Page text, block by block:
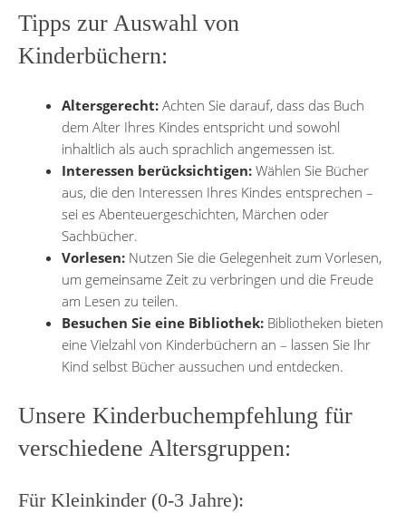
Tipps zur Auswahl von
Kinderbüchern:
Altersgerecht: Achten Sie darauf, dass das Buch
dem Alter Ihres Kindes entspricht und sowohl
inhaltlich als auch sprachlich angemessen ist.
Interessen berücksichtigen: Wählen Sie Bücher
aus, die den Interessen Ihres Kindes entsprechen –
sei es Abenteuergeschichten, Märchen oder
Sachbücher.
Vorlesen: Nutzen Sie die Gelegenheit zum Vorlesen,
um gemeinsame Zeit zu verbringen und die Freude
am Lesen zu teilen.
Besuchen Sie eine Bibliothek: Bibliotheken bieten
eine Vielzahl von Kinderbüchern an – lassen Sie Ihr
Kind selbst Bücher aussuchen und entdecken.
Unsere Kinderbuchempfehlung für
verschiedene Altersgruppen:
Für Kleinkinder (0-3 Jahre):